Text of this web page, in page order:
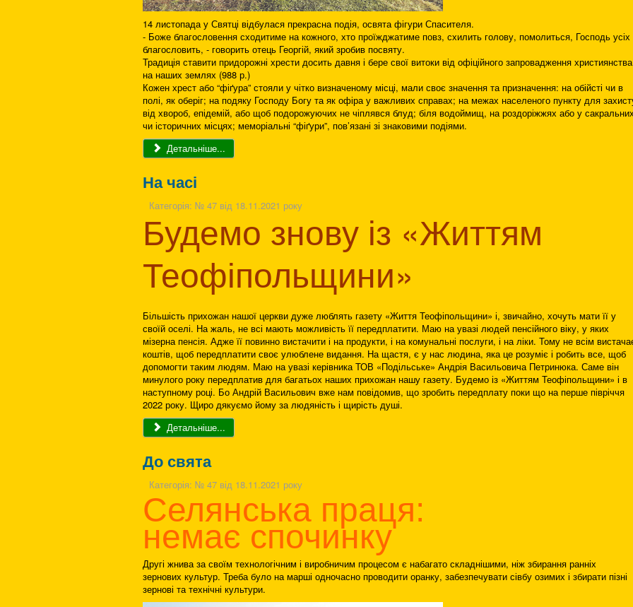
14 листопада у Святці відбулася прекрасна подія, освята фігури Спасителя.
- Боже благословення сходитиме на кожного, хто проїжджатиме повз, схилить голову, помолиться, Господь усіх
благословить, - говорить отець Георгій, який зробив посвяту.
Традиція ставити придорожні хрести досить давня і бере свої витоки від офіційного запровадження християнства
на наших землях (988 р.)
Кожен хрест або “фіґура” стояли у чітко визначеному місці, мали своє значення та призначення: на обійсті чи в
полі, як оберіг; на подяку Господу Богу та як офіра у важливих справах; на межах населеного пункту для
від хвороб, епідемій, або щоб подорожуючих не чіплявся блуд; біля водоймищ, на роздоріжжях або у
чи історичних місцях; меморіальні “фіґури”, пов’язані зі знаковими подіями.
Детальніше...
На часі
Категорія: № 47 від 18.11.2021 року
Будемо знову із «Життям
Теофіпольщини»
Більшість прихожан нашої церкви дуже люблять газету «Життя Теофіпольщини» і, звичайно, хочуть мати її у
своїй оселі. На жаль, не всі мають можливість її передплатити. Маю на увазі людей пенсійного віку, у яких
мізерна пенсія. Адже її повинно вистачити і на продукти, і на комунальні послуги, і на ліки. Тому не всім
коштів, щоб передплатити своє улюблене видання. На щастя, є у нас людина, яка це розуміє і робить все, щоб
допомогти таким людям. Маю на увазі керівника ТОВ «Подільське» Андрія Васильовича Петринюка. Саме він
минулого року передплатив для багатьох наших прихожан нашу газету. Будемо із «Життям Теофіпольщини» і в
наступному році. Бо Андрій Васильович вже нам повідомив, що зробить передплату поки що на перше півріччя
2022 року. Щиро дякуємо йому за людяність і щирість душі.
Детальніше...
До свята
Категорія: № 47 від 18.11.2021 року
Селянська праця:
немає спочинку
Другі жнива за своїм технологічним і виробничим процесом є набагато складнішими, ніж збирання ранніх
зернових культур. Треба було на марші одночасно проводити оранку, забезпечувати сівбу озимих і збирати пізні
зернові та технічні культури.